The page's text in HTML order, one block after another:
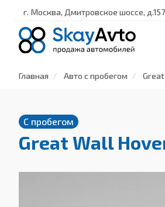
г. Москва, Дмитровское шоссе, д.157
Главная Авто с пробегом
С пробегом
Great Wall